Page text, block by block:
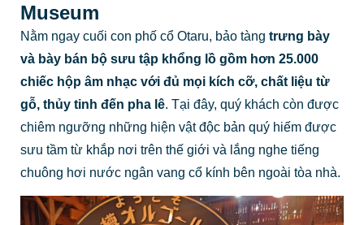
Museum
Nằm ngay cuối con phố cổ Otaru, bảo tàng trưng bày
và bày bán bộ sưu tập khổng lồ gồm hơn 25.000
chiếc hộp âm nhạc với đủ mọi kích cỡ, chất liệu từ
gỗ, thủy tinh đến pha lê. Tại đây, quý khách còn được
chiêm ngưỡng những hiện vật độc bản quý hiếm được
sưu tầm từ khắp nơi trên thế giới và lắng nghe tiếng
chuông hơi nước ngân vang cổ kính bên ngoài tòa nhà.